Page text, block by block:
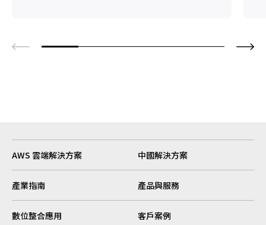
AWS 雲端解決方案 中國解決方案
產業指南 產品與服務
數位整合應用 客戶案例